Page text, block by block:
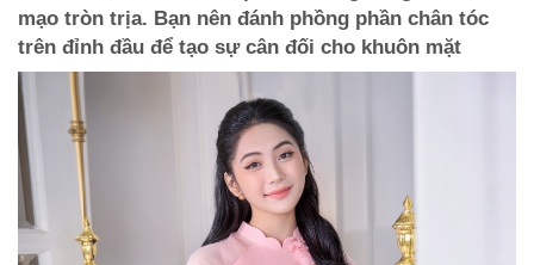
mạo tròn trịa. Bạn nên đánh phồng phần chân tóc
trên đỉnh đầu để tạo sự cân đối cho khuôn mặt